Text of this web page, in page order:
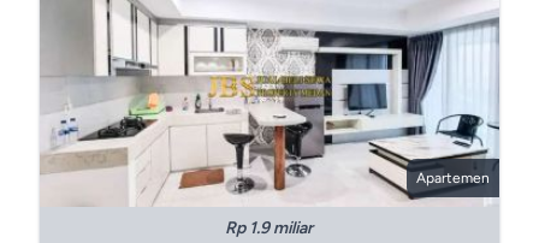
Apartemen
Rp 1.9 miliar